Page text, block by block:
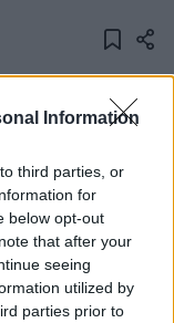
Information
third parties, or
for
below opt-out
that after your
seeing
utilized by
parties prior to
a
noha
- mutat rá
A lap szerint
években